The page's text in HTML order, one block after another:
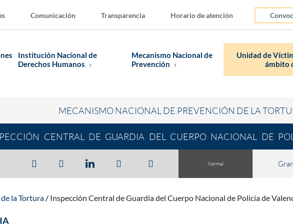
Comunicación Transparencia Horario de atención
Institución Nacional de
Derechos Humanos
Mecanismo Nacional de
Prevención
Unidad de
ámbito
MECANISMO NACIONAL DE PREVENCIÓN DE LA
CENTRAL DE GUARDIA DEL CUERPO NACIONAL DE
Normal
la Tortura Inspección Central de Guardia del Cuerpo Nacional de Policía de